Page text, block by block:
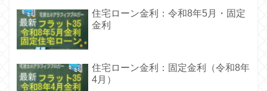
住宅ローン金利：令和8年5月・固定
金利
住宅ローン金利：固定金利（令和8年
4月）